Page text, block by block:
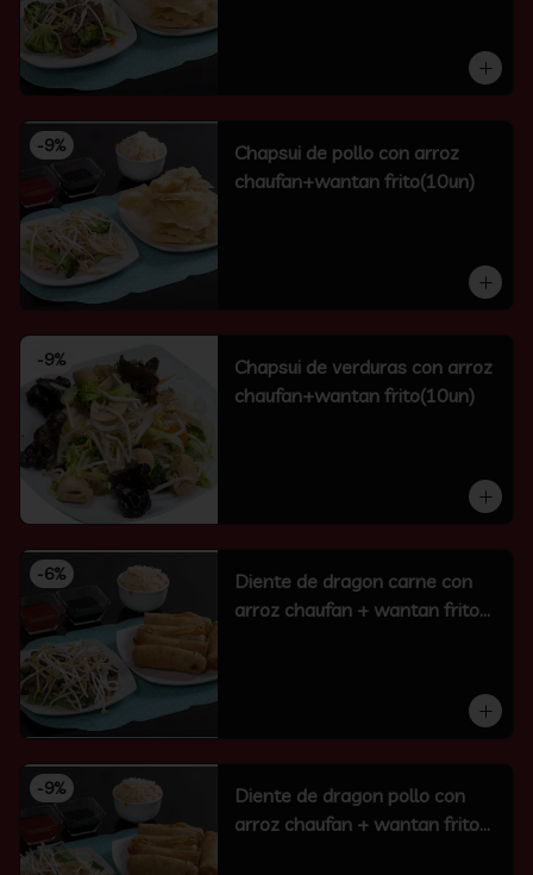
-9%
Chapsui de pollo con arroz
chaufan+wantan frito(10un)
-9%
Chapsui de verduras con arroz
chaufan+wantan frito(10un)
-6%
Diente de dragon carne con
arroz chaufan + wantan frito
-9%
Diente de dragon pollo con
arroz chaufan + wantan frito